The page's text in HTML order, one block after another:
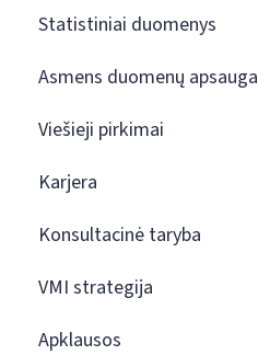
Statistiniai duomenys
Asmens duomenų apsauga
Viešieji pirkimai
Karjera
Konsultacinė taryba
VMI strategija
Apklausos